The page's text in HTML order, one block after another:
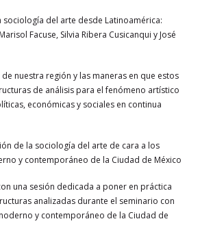
sociología del arte desde Latinoamérica:
Facuse, Silvia Ribera Cusicanqui y José
nuestra región y las maneras en que estos
de análisis para el fenómeno artístico
económicas y sociales en continua
de la sociología del arte de cara a los
y contemporáneo de la Ciudad de México
una sesión dedicada a poner en práctica
analizadas durante el seminario con
y contemporáneo de la Ciudad de